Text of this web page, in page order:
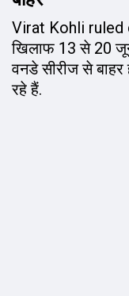
Virat Kohli ruled
ख‍िलाफ 13 से 20
वनडे सीरीज से
रहे हैं.